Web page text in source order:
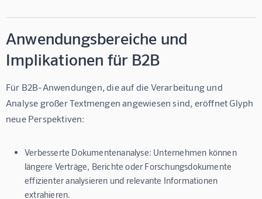
Anwendungsbereiche und
Implikationen für B2B
Für B2B-Anwendungen, die auf die Verarbeitung und
Analyse großer Textmengen angewiesen sind, eröffnet Glyph
neue Perspektiven:
Verbesserte Dokumentenanalyse: Unternehmen können
längere Verträge, Berichte oder Forschungsdokumente
effizienter analysieren und relevante Informationen
extrahieren.